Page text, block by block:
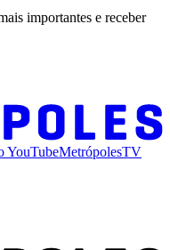
importantes e receber
YouTubeMetrópolesTV